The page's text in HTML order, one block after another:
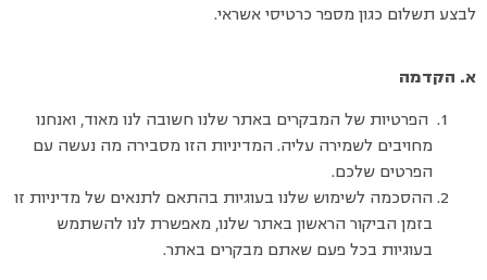
לבצע תשלום כגון מספר כרטיסי אשראי.
א. הקדמה
הפרטיות של המבקרים באתר שלנו חשובה לנו מאוד, ואנחנו
מחויבים לשמירה עליה. המדיניות הזו מסבירה מה נעשה עם
הפרטים שלכם.
ההסכמה לשימוש שלנו בעוגיות בהתאם לתנאים של מדיניות זו
בזמן הביקור הראשון באתר שלנו, מאפשרת לנו להשתמש
בעוגיות בכל פעם שאתם מבקרים באתר.